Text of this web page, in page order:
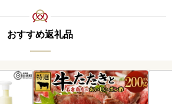
おすすめ返礼品